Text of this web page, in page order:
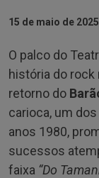
15 de maio de 2025
O palco do
história do rock
retorno do
carioca, um
anos 1980,
sucessos
faixa “Do